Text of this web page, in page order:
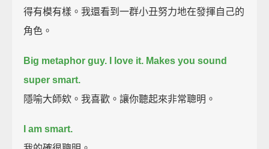
得有模有樣。我還看到一群小丑努力地在發揮自己的
角色。
Big metaphor guy. I love it. Makes you sound
super smart.
隱喻大師欸。我喜歡。讓你聽起來非常聰明。
I am smart.